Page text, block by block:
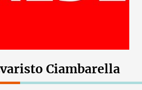
Ciambarella